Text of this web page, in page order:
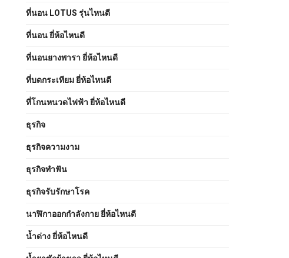
ที่นอน LOTUS รุ่นไหนดี
ที่นอน ยี่ห้อไหนดี
ที่นอนยางพารา ยี่ห้อไหนดี
ที่บดกระเทียม ยี่ห้อไหนดี
ที่โกนหนวดไฟฟ้า ยี่ห้อไหนดี
ธุรกิจ
ธุรกิจความงาม
ธุรกิจทำฟัน
ธุรกิจรับรักษาโรค
นาฬิกาออกกำลังกาย ยี่ห้อไหนดี
น้ำด่าง ยี่ห้อไหนดี